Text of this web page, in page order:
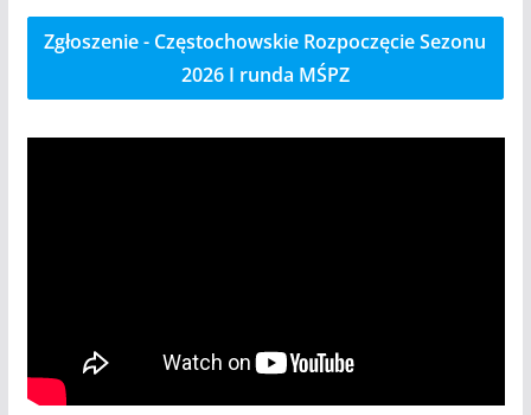
Zgłoszenie - Częstochowskie Rozpoczęcie Sezonu
2026 I runda MŚPZ